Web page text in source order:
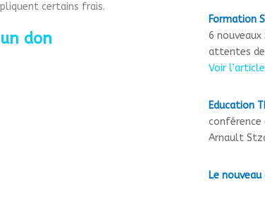
certains frais.
don
Formation
6
attentes de
Voir
Education
conférence
Arnault
Le